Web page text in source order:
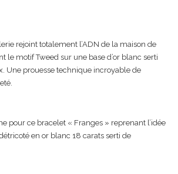
rejoint totalement l’ADN de la maison de
le motif Tweed sur une base d’or blanc serti
Une prouesse technique incroyable de
pour ce bracelet « Franges » reprenant l’idée
en or blanc 18 carats serti de